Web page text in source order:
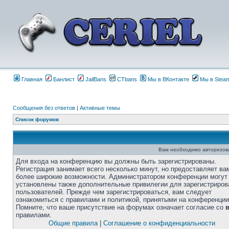
Главная Банлист JailBans CTbans Мы в ВКонтакте Мы в
Сообщения без ответов | Активные темы
Список форумов
Вам необходимо
Для входа на конференцию вы должны быть зарегистрированы.
Регистрация занимает всего несколько минут, но предоставляет
более широкие возможности. Администратором конференции
установлены также дополнительные привилегии для
пользователей. Прежде чем зарегистрироваться, вам следует
ознакомиться с правилами и политикой, принятыми на
Помните, что ваше присутствие на форумах означает согласие со
правилами.
Общие правила| Соглашение о конфиденциальности